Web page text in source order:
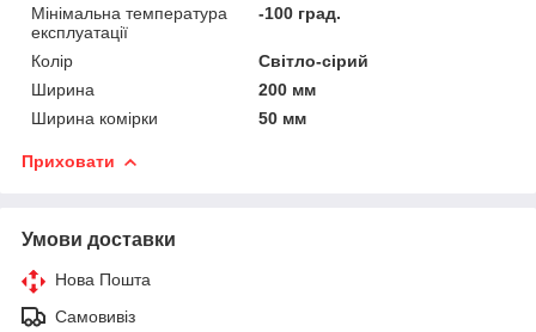
Мінімальна температура
експлуатації
-100 град.
Колір
Світло-сірий
Ширина
200 мм
Ширина комірки
50 мм
Приховати
Умови доставки
Нова Пошта
Самовивіз